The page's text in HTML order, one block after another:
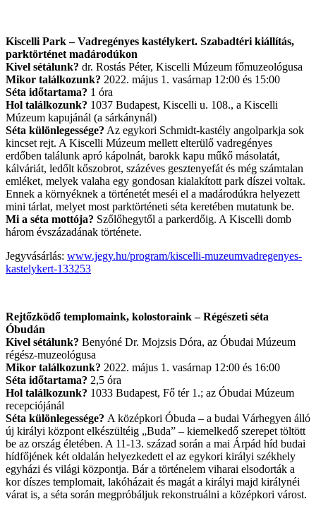
Kiscelli Park – Vadregényes kastélykert. Szabadtéri kiállítás,
parktörténet madárodúkon
Kivel sétálunk? dr. Rostás Péter, Kiscelli Múzeum főmuzeológusa
Mikor találkozunk? 2022. május 1. vasárnap 12:00 és 15:00
Séta időtartama? 1 óra
Hol találkozunk? 1037 Budapest, Kiscelli u. 108., a Kiscelli
Múzeum kapujánál (a sárkánynál)
Séta különlegessége? Az egykori Schmidt-kastély angolparkja sok
kincset rejt. A Kiscelli Múzeum mellett elterülő vadregényes
erdőben találunk apró kápolnát, barokk kapu műkő másolatát,
kálváriát, ledőlt kőszobrot, százéves gesztenyefát és még számtalan
emléket, melyek valaha egy gondosan kialakított park díszei voltak.
Ennek a környéknek a történetét meséi el a madárodúkra helyezett
mini tárlat, melyet most parktörténeti séta keretében mutatunk be.
Mi a séta mottója? Szőlőhegytől a parkerdőig. A Kiscelli domb
három évszázadának története.
Jegyvásárlás: www.jegy.hu/program/kiscelli-muzeumvadregenyes-
kastelykert-133253
Rejtőzködő templomaink, kolostoraink – Régészeti séta
Óbudán
Kivel sétálunk? Benyóné Dr. Mojzsis Dóra, az Óbudai Múzeum
régész-muzeológusa
Mikor találkozunk? 2022. május 1. vasárnap 12:00 és 16:00
Séta időtartama? 2,5 óra
Hol találkozunk? 1033 Budapest, Fő tér 1.; az Óbudai Múzeum
recepciójánál
Séta különlegessége? A középkori Óbuda – a budai Várhegyen álló
új királyi központ elkészültéig „Buda” – kiemelkedő szerepet töltött
be az ország életében. A 11-13. század során a mai Árpád híd budai
hídfőjének két oldalán helyezkedett el az egykori királyi székhely
egyházi és világi központja. Bár a történelem viharai elsodorták a
kor díszes templomait, lakóházait és magát a királyi majd királynéi
várat is, a séta során megpróbáljuk rekonstruálni a középkori várost.